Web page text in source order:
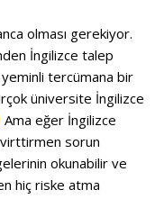
olması gerekiyor.
İngilizce talep
tercümana bir
üniversite İngilizce
Ama eğer İngilizce
sorun
okunabilir ve
hiç riske atma